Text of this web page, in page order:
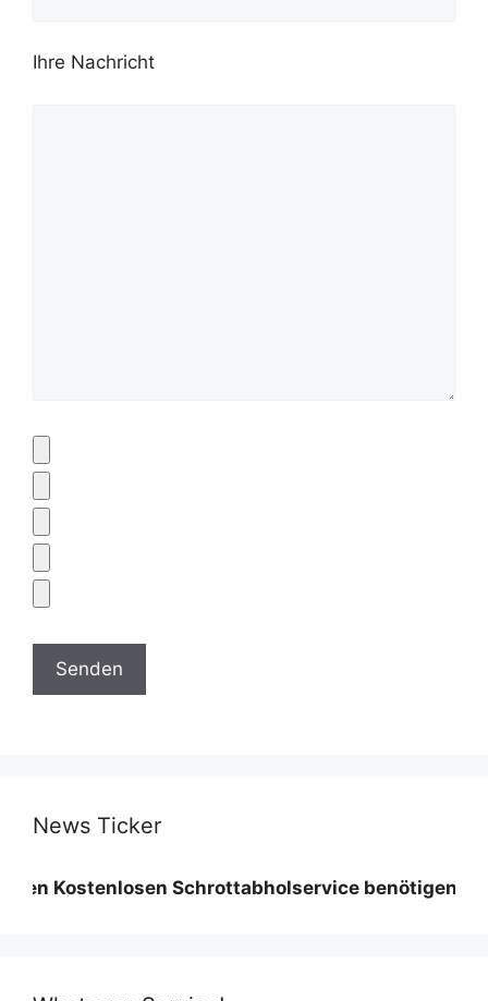
Ihre Nachricht
News Ticker
Schrottabholservice benötigen wir eine